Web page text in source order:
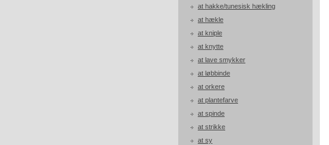
at hakke/tunesisk hækling
at hækle
at kniple
at knytte
at lave smykker
at løbbinde
at orkere
at plantefarve
at spinde
at strikke
at sy